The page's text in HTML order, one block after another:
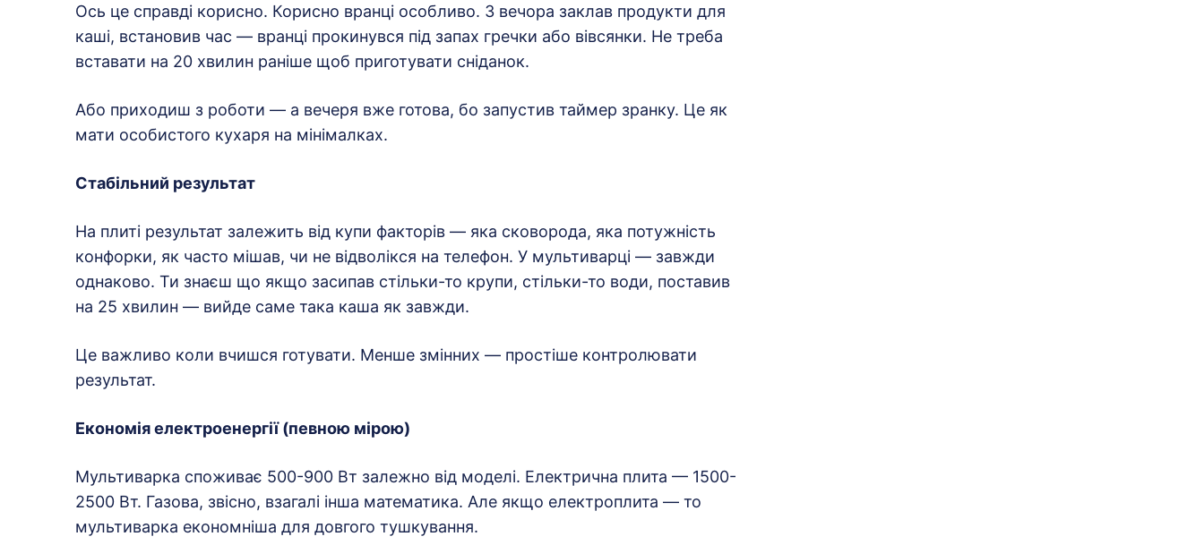
Ось це справді корисно. Корисно вранці особливо. З вечора заклав продукти для
каші, встановив час — вранці прокинувся під запах гречки або вівсянки. Не треба
вставати на 20 хвилин раніше щоб приготувати сніданок.
Або приходиш з роботи — а вечеря вже готова, бо запустив таймер зранку. Це як
мати особистого кухаря на мінімалках.
Стабільний результат
На плиті результат залежить від купи факторів — яка сковорода, яка потужність
конфорки, як часто мішав, чи не відволікся на телефон. У мультиварці — завжди
однаково. Ти знаєш що якщо засипав стільки-то крупи, стільки-то води, поставив
на 25 хвилин — вийде саме така каша як завжди.
Це важливо коли вчишся готувати. Менше змінних — простіше контролювати
результат.
Економія електроенергії (певною мірою)
Мультиварка споживає 500-900 Вт залежно від моделі. Електрична плита — 1500-
2500 Вт. Газова, звісно, взагалі інша математика. Але якщо електроплита — то
мультиварка економніша для довгого тушкування.